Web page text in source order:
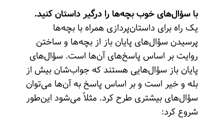
با سؤال‌های خوب بچه‌ها را درگیر داستان کنید.
یک راه برای داستان‌پردازی همراه با بچه‌ها
پرسیدن سؤال‌های پایان باز از بچه‌ها و ساختن
روایت بر اساس پاسخ‌های آن‌ها است. سؤال‌های
پایان باز سؤال‌هایی هستند که جواب‌شان بیش از
بله و خیر است و بر اساس پاسخ به آن‌ها می‌توان
سؤال‌های بیشتری طرح کرد. مثلاً می‌شود این‌طور
شروع کرد: